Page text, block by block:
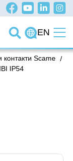
EN
/
Scame
IP54